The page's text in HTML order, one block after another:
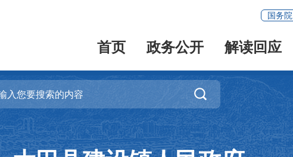
国务院
首页 政务公开 解读回应
